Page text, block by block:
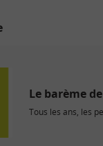
Le barème
Tous les ans, les